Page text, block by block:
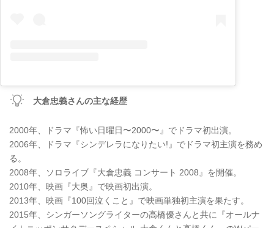
大倉忠義さんの主な経歴
2000年、ドラマ『怖い日曜日〜2000〜』でドラマ初出演。
2006年、ドラマ『シンデレラになりたい!』でドラマ初主演を務め
る。
2008年、ソロライブ『大倉忠義 コンサート 2008』を開催。
2010年、映画『大奥』で映画初出演。
2013年、映画『100回泣くこと』で映画単独初主演を果たす。
2015年、シンガーソングライターの高橋優さんと共に『オールナ